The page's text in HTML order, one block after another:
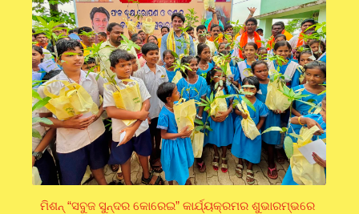
ମିଶନ୍ “ସବୁଜ ସୁନ୍ଦର କୋରେଇ” କାର୍ଯ୍ୟକ୍ରମର ଶୁଭାରମ୍ଭରେ